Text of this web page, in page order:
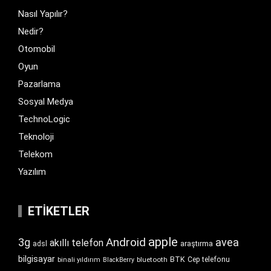
Nasıl Yapılır?
Nedir?
Otomobil
Oyun
Pazarlama
Sosyal Medya
TechnoLogic
Teknoloji
Telekom
Yazılım
ETIKETLER
3g adsl akıllı telefon Android apple araştırma avea
bilgisayar binali yıldırım BlackBerry bluetooth BTK Cep telefonu